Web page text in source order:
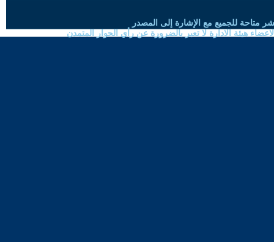
متاحة للجميع مع الإشارة إلى المصدر
هيئة الادارة لا تعبر بالضرورة عن رأي الحوار المتمدن